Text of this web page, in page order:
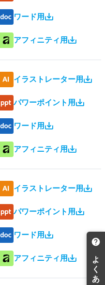
ワード用
アフィニティ用
イラストレーター用
パワーポイント用
ワード用
アフィニティ用
イラストレーター用
パワーポイント用
ワード用
アフィニティ用